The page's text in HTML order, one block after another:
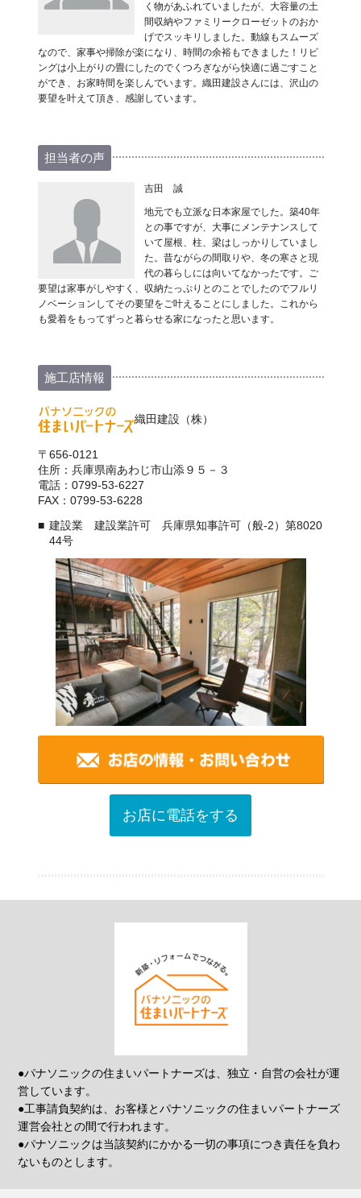
く物があふれていましたが、大容量の土
間収納やファミリークローゼットのおか
げでスッキリしました。動線もスムーズ
なので、家事や掃除が楽になり、時間の余裕もできました！リビ
ングは小上がりの畳にしたのでくつろぎながら快適に過ごすこと
ができ、お家時間を楽しんでいます。織田建設さんには、沢山の
要望を叶えて頂き、感謝しています。
担当者の声
吉田 誠
地元でも立派な日本家屋でした。築40年
との事ですが、大事にメンテナンスして
いて屋根、柱、梁はしっかりしていまし
た。昔ながらの間取りや、冬の寒さと現
代の暮らしには向いてなかったです。ご
要望は家事がしやすく、収納たっぷりとのことでしたのでフルリ
ノベーションしてその要望をご叶えることにしました。これから
も愛着をもってずっと暮らせる家になったと思います。
施工店情報
織田建設（株）
〒656-0121
住所：兵庫県南あわじ市山添９５－３
電話：0799-53-6227
FAX：0799-53-6228
建設業 建設業許可 兵庫県知事許可（般-2）第8020
44号
お店に電話をする
●パナソニックの住まいパートナーズは、独立・自営の会社が運
営しています。
●工事請負契約は、お客様とパナソニックの住まいパートナーズ
運営会社との間で行われます。
●パナソニックは当該契約にかかる一切の事項につき責任を負わ
ないものとします。